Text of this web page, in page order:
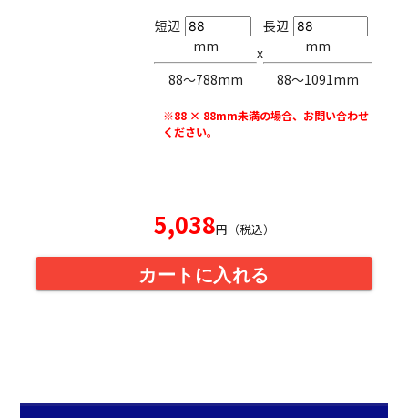
短辺
mm
88〜788mm
x
長辺
mm
88〜1091mm
※88 × 88mm未満の場合、お問い合わせ
ください。
5,038円（税込）
カートに入れる